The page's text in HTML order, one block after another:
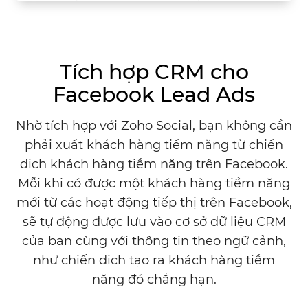
Tích hợp CRM cho
Facebook Lead Ads
Nhờ tích hợp với Zoho Social, bạn không cần
phải xuất khách hàng tiềm năng từ chiến
dịch khách hàng tiềm năng trên Facebook.
Mỗi khi có được một khách hàng tiềm năng
mới từ các hoạt động tiếp thị trên Facebook,
sẽ tự động được lưu vào cơ sở dữ liệu CRM
của bạn cùng với thông tin theo ngữ cảnh,
như chiến dịch tạo ra khách hàng tiềm
năng đó chẳng hạn.